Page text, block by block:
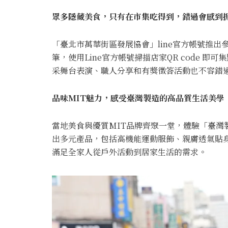
眾多隱藏美食，只有在市集吃得到，錯過會感到
「臺北市萬華街區發展協會」line官方帳號推
筆，使用Line官方帳號掃描店家QR code 即可
采舞台表演、職人分享和有獎徵答活動也不容錯
品味MIT魅力，感受臺灣製造的高品質生活美學
當地美食與優質MIT品牌齊聚一堂，體驗「臺
出多元產品，包括高機能運動服飾、親膚透氣
滿足全家人從戶外活動到居家生活的需求。